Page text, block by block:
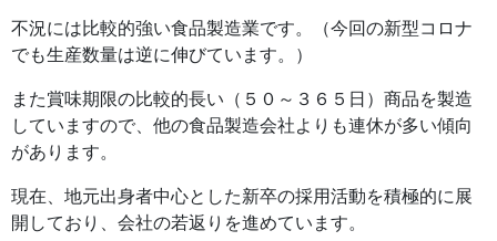
不況には比較的強い食品製造業です。（今回の新型コロナ
でも生産数量は逆に伸びています。）
また賞味期限の比較的長い（５０～３６５日）商品を製造
していますので、他の食品製造会社よりも連休が多い傾向
があります。
現在、地元出身者中心とした新卒の採用活動を積極的に展
開しており、会社の若返りを進めています。